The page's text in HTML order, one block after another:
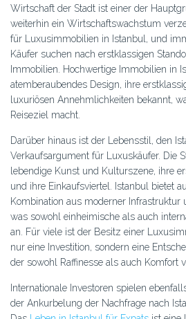
Wirtschaft der Stadt ist einer der
weiterhin ein Wirtschaftswachstum
für Luxusimmobilien in Istanbul, und
Käufer suchen nach erstklassigen
Immobilien. Hochwertige Immobilien in
atemberaubendes Design, ihre
luxuriösen Annehmlichkeiten bekannt,
Reiseziel macht.
Darüber hinaus ist der Lebensstil, den
Verkaufsargument für Luxuskäufer. Die
lebendige Kunst und Kulturszene, ihre
und ihre Einkaufsviertel. Istanbul bietet
Kombination aus moderner Infrastruktur
was sowohl einheimische als auch
an. Für viele ist der Besitz einer
nur eine Investition, sondern eine
der sowohl Raffinesse als auch Komfort
Internationale Investoren spielen
der Ankurbelung der Nachfrage nach